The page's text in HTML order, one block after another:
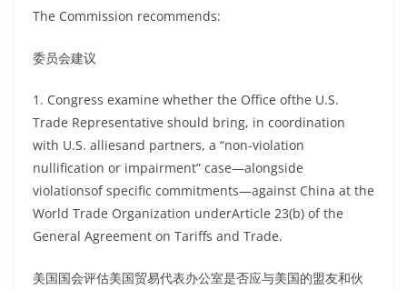
The Commission recommends:
委员会建议
1. Congress examine whether the Office ofthe U.S.
Trade Representative should bring, in coordination
with U.S. alliesand partners, a “non-violation
nullification or impairment” case—alongside
violationsof specific commitments—against China at the
World Trade Organization underArticle 23(b) of the
General Agreement on Tariffs and Trade.
美国国会评估美国贸易代表办公室是否应与美国的盟友和伙